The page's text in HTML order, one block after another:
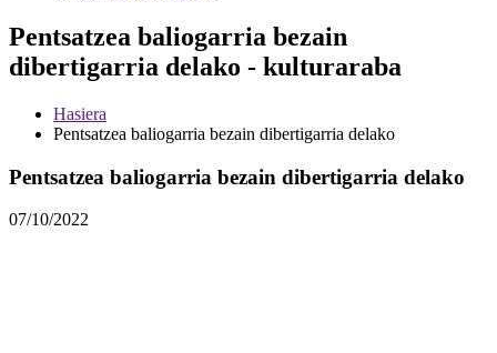
Pentsatzea baliogarria bezain
dibertigarria delako - kulturaraba
Hasiera
Pentsatzea baliogarria bezain dibertigarria delako
Pentsatzea baliogarria bezain dibertigarria delako
07/10/2022